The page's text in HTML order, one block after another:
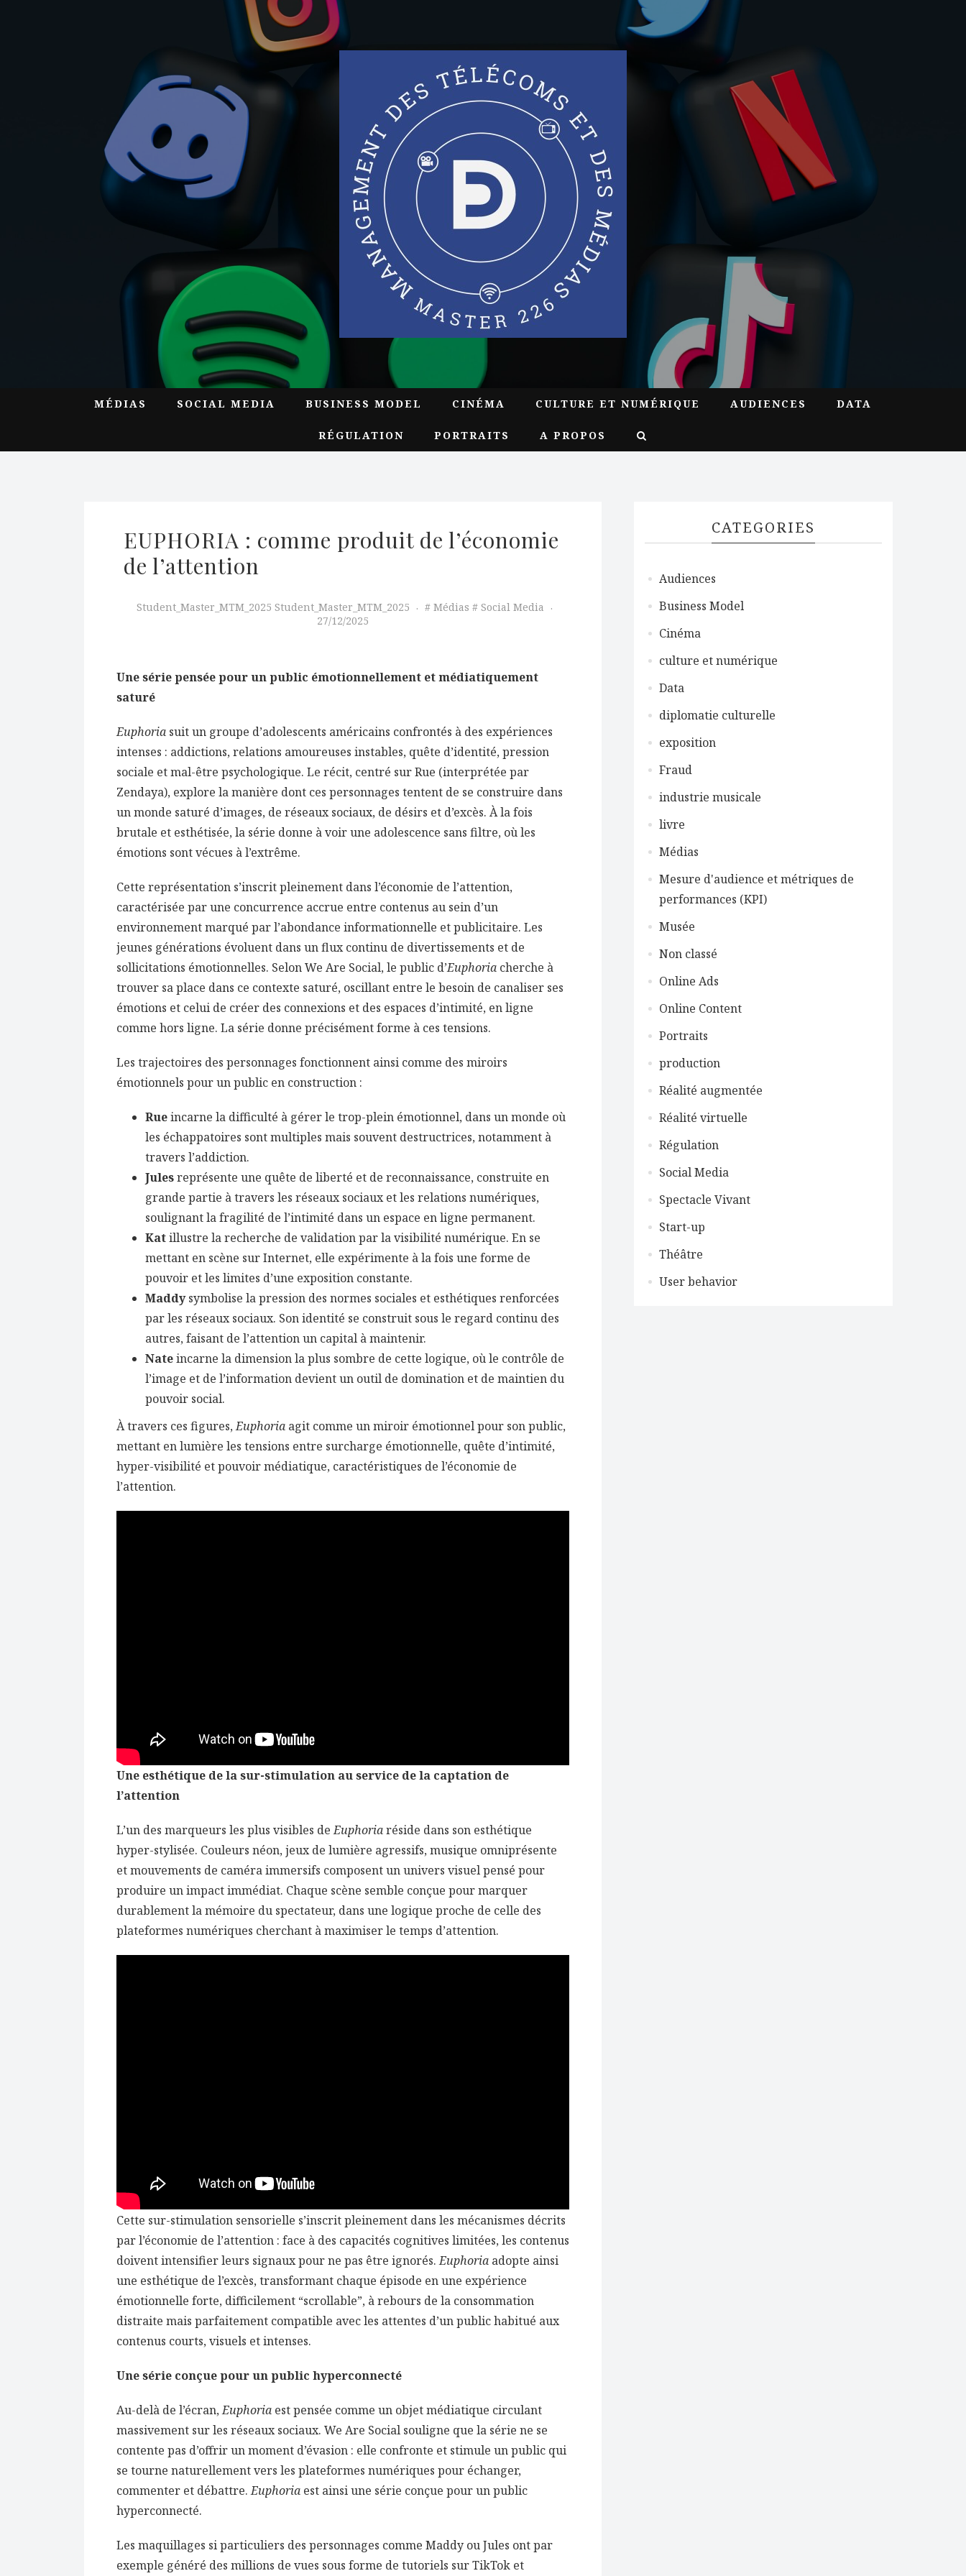
MÉDIAS SOCIAL MEDIA BUSINESS MODEL CINÉMA CULTURE ET NUMÉRIQUE AUDIENCES DATA
RÉGULATION PORTRAITS A PROPOS
EUPHORIA : comme produit de l’économie
de l’attention
Student_Master_MTM_2025 Student_Master_MTM_2025 Médias
Social Media
27/12/2025
Une série pensée pour un public émotionnellement et médiatiquement
saturé
Euphoria suit un groupe d’adolescents américains confrontés à des expériences
intenses : addictions, relations amoureuses instables, quête d’identité, pression
sociale et mal-être psychologique. Le récit, centré sur Rue (interprétée par
Zendaya), explore la manière dont ces personnages tentent de se construire dans
un monde saturé d’images, de réseaux sociaux, de désirs et d’excès. À la fois
brutale et esthétisée, la série donne à voir une adolescence sans filtre, où les
émotions sont vécues à l’extrême.
Cette représentation s’inscrit pleinement dans l’économie de l’attention,
caractérisée par une concurrence accrue entre contenus au sein d’un
environnement marqué par l’abondance informationnelle et publicitaire. Les
jeunes générations évoluent dans un flux continu de divertissements et de
sollicitations émotionnelles. Selon We Are Social, le public d’Euphoria cherche à
trouver sa place dans ce contexte saturé, oscillant entre le besoin de canaliser ses
émotions et celui de créer des connexions et des espaces d’intimité, en ligne
comme hors ligne. La série donne précisément forme à ces tensions.
Les trajectoires des personnages fonctionnent ainsi comme des miroirs
émotionnels pour un public en construction :
Rueincarne la difficulté à gérer le trop-plein émotionnel, dans un monde où
les échappatoires sont multiples mais souvent destructrices, notamment à
travers l’addiction.
Julesreprésente une quête de liberté et de reconnaissance, construite en
grande partie à travers les réseaux sociaux et les relations numériques,
soulignant la fragilité de l’intimité dans un espace en ligne permanent.
Katillustre la recherche de validation par la visibilité numérique. En se
mettant en scène sur Internet, elle expérimente à la fois une forme de
pouvoir et les limites d’une exposition constante.
Maddysymbolise la pression des normes sociales et esthétiques renforcées
par les réseaux sociaux. Son identité se construit sous le regard continu des
autres, faisant de l’attention un capital à maintenir.
Nateincarne la dimension la plus sombre de cette logique, où le contrôle de
l’image et de l’information devient un outil de domination et de maintien du
pouvoir social.
À travers ces figures,Euphoria agit comme un miroir émotionnel pour son public,
mettant en lumière les tensions entre surcharge émotionnelle, quête d’intimité,
hyper-visibilité et pouvoir médiatique, caractéristiques de l’économie de
l’attention.
Une esthétique de la sur-stimulation au service de la captation de
l’attention
L’un des marqueurs les plus visibles deEuphoriaréside dans son esthétique
hyper-stylisée. Couleurs néon, jeux de lumière agressifs, musique omniprésente
et mouvements de caméra immersifs composent un univers visuel pensé pour
produire un impact immédiat. Chaque scène semble conçue pour marquer
durablement la mémoire du spectateur, dans une logique proche de celle des
plateformes numériques cherchant à maximiser le temps d’attention.
Cette sur-stimulation sensorielle s’inscrit pleinement dans les mécanismes décrits
par l’économie de l’attention : face à des capacités cognitives limitées, les contenus
doivent intensifier leurs signaux pour ne pas être ignorés.Euphoria adopte ainsi
une esthétique de l’excès, transformant chaque épisode en une expérience
émotionnelle forte, difficilement “scrollable”, à rebours de la consommation
distraite mais parfaitement compatible avec les attentes d’un public habitué aux
contenus courts, visuels et intenses.
Une série conçue pour un public hyperconnecté
Au-delà de l’écran,Euphoria est pensée comme un objet médiatique circulant
massivement sur les réseaux sociaux. We Are Social souligne que la série ne se
contente pas d’offrir un moment d’évasion : elle confronte et stimule un public qui
se tourne naturellement vers les plateformes numériques pour échanger,
commenter et débattre.Euphoria est ainsi une série conçue pour un public
hyperconnecté.
Les maquillages si particuliers des personnages comme Maddy ou Jules ont par
exemple généré des millions de vues sous forme de tutoriels sur TikTok et
CATEGORIES
Audiences
Business Model
Cinéma
culture et numérique
Data
diplomatie culturelle
exposition
Fraud
industrie musicale
livre
Médias
Mesure d'audience et métriques de
performances (KPI)
Musée
Non classé
Online Ads
Online Content
Portraits
production
Réalité augmentée
Réalité virtuelle
Régulation
Social Media
Spectacle Vivant
Start-up
Théâtre
User behavior